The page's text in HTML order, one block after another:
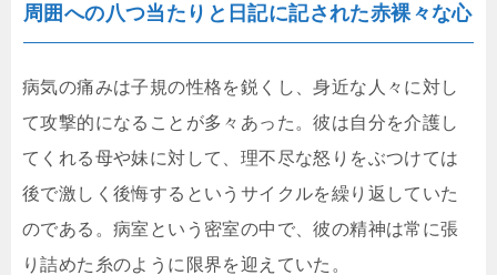
周囲への八つ当たりと日記に記された赤裸々な心
病気の痛みは子規の性格を鋭くし、身近な人々に対し
て攻撃的になることが多々あった。彼は自分を介護し
てくれる母や妹に対して、理不尽な怒りをぶつけては
後で激しく後悔するというサイクルを繰り返していた
のである。病室という密室の中で、彼の精神は常に張
り詰めた糸のように限界を迎えていた。